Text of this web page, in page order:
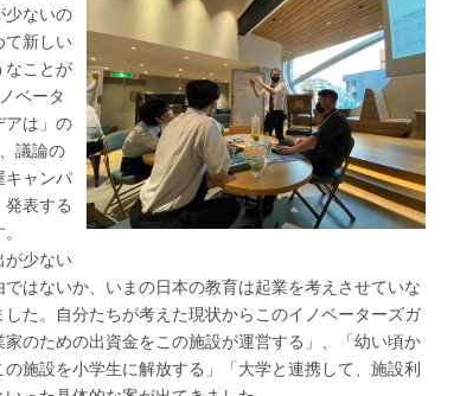
少ないの
て新しい
なことが
ベータ
アは」の
議論の
キャンパ
発表する
が少ない
はないか、いまの日本の教育は起業を考えさせていな
た。自分たちが考えた現状からこのイノベーターズガ
のための出資金をこの施設が運営する」、「幼い頃か
施設を小学生に解放する」「大学と連携して、施設利